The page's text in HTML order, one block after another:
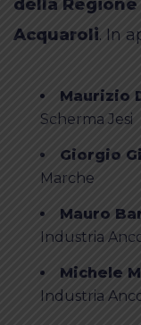
della Regione
Acquaroli. In
Maurizio
Scherma Jesi
Giorgio
Marche
Mauro
Industria
Michele
Industria